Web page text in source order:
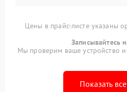
Цены в прайс-листе указаны
Записывайтесь
Мы проверим ваше устройство
Показать